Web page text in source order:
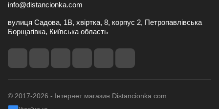
info@distancionka.com
вулиця Садова, 1В, хвіртка, 8, корпус 2, Петропавлівська
Борщагівка, Київська область
© 2017-2026 - Інтернет магазин Distancionka.com